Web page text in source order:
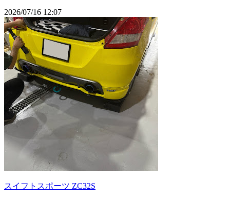
2026/07/16 12:07
スイフトスポーツ ZC32S